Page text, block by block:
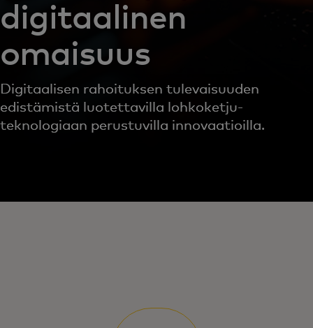
digitaalinen
omaisuus
Digitaalisen rahoituksen tulevaisuuden
edistämistä luotettavilla lohkoketju­
teknologiaan perustuvilla innovaatioilla.